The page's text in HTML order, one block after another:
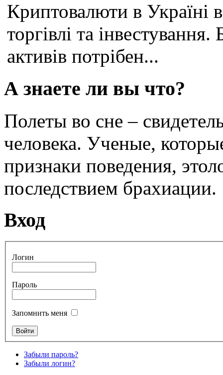
Криптовалюти в Україні
торгівлі та
активів потрібен...
А знаете ли вы что?
Полеты во сне –
человека. Ученые,
признаки поведения,
последствием брахиации.
Вход
Логин
Пароль
Запомнить меня
Забыли пароль?
Забыли логин?